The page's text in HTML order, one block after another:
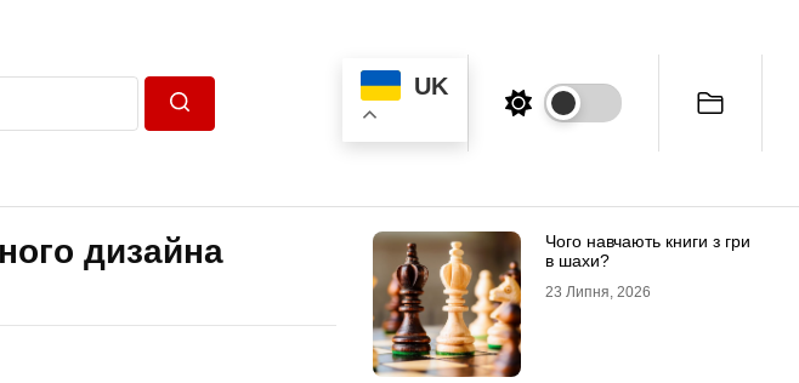
UK
дизайна
Чого навчають книги з гри
в шахи?
23 Липня, 2026